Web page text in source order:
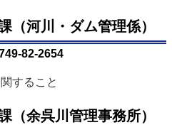
（河川・ダム管理係）
82-2654
すること
（余呉川管理事務所）